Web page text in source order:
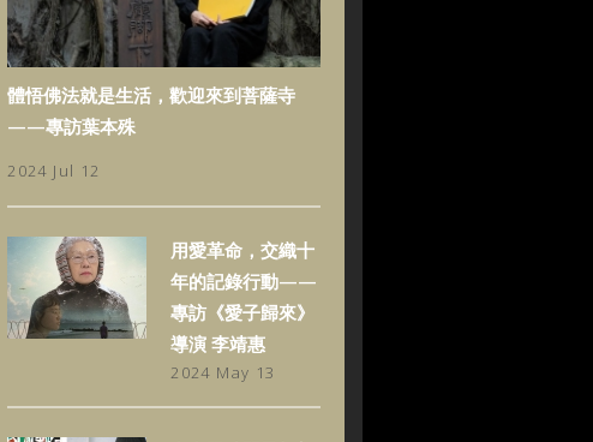
體悟佛法就是生活，歡迎來到菩薩寺
——專訪葉本殊
2024 Jul 12
用愛革命，交織十
年的記錄行動——
專訪《愛子歸來》
導演 李靖惠
2024 May 13